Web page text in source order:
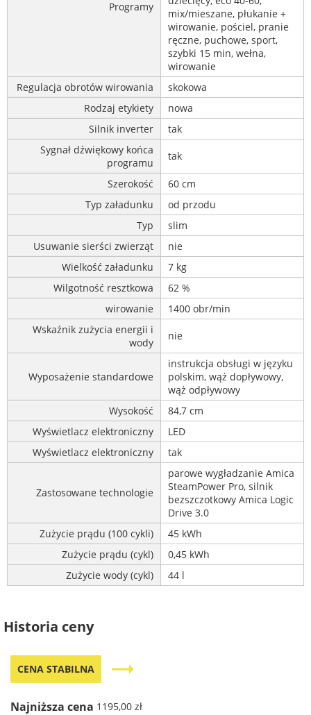
Programy
mix/mieszane, płukanie +
wirowanie, pościel, pranie
ręczne, puchowe, sport,
szybki 15 min, wełna,
wirowanie
Regulacja obrotów wirowania
skokowa
Rodzaj etykiety
nowa
Silnik inverter
tak
Sygnał dźwiękowy końca
programu
tak
Szerokość
60 cm
Typ załadunku
od przodu
Typ
slim
Usuwanie sierści zwierząt
nie
Wielkość załadunku
7 kg
Wilgotność resztkowa
62 %
wirowanie
1400 obr/min
Wskaźnik zużycia energii i
wody
nie
Wyposażenie standardowe
instrukcja obsługi w języku
polskim, wąż dopływowy,
wąż odpływowy
Wysokość
84,7 cm
Wyświetlacz elektroniczny
LED
Wyświetlacz elektroniczny
tak
Zastosowane technologie
parowe wygładzanie Amica
SteamPower Pro, silnik
bezszczotkowy Amica Logic
Drive 3.0
Zużycie prądu (100 cykli)
45 kWh
Zużycie prądu (cykl)
0,45 kWh
Zużycie wody (cykl)
44 l
Historia ceny
CENA STABILNA trending_flat
Najniższa cena 1195,00 zł